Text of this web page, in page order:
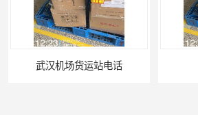
武汉机场货运站电话